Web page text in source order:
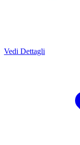
Vedi Dettagli